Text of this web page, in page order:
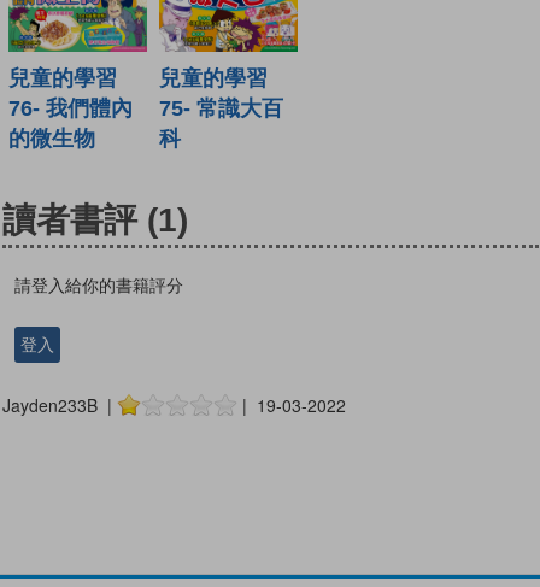
兒童的學習
76- 我們體內
的微生物
兒童的學習
75- 常識大百
科
讀者書評 (1)
請登入給你的書籍評分
登入
Jayden233B | | 19-03-2022